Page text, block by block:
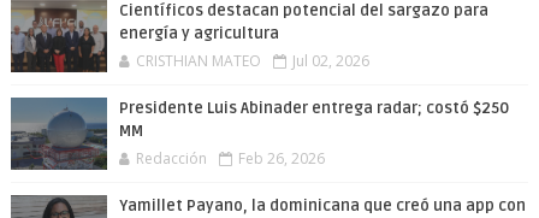
Científicos destacan potencial del sargazo para
energía y agricultura
CRISTHIAN MATEO Jul 02, 2026
Presidente Luis Abinader entrega radar; costó $250
MM
Redacción Feb 26, 2026
Yamillet Payano, la dominicana que creó una app con